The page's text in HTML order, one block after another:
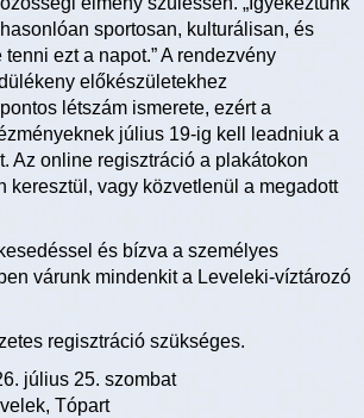
sportosan, kulturálisan, és
ezt a napot.” A rendezvény
előkészületekhez
létszám ismerete, ezért a
július 19-ig kell leadniuk a
Az online regisztráció a plakátokon
keresztül, vagy közvetlenül a megadott
és bízva a személyes
várunk mindenkit a Leveleki-víztározó
regisztráció szükséges.
július 25. szombat
Tópart